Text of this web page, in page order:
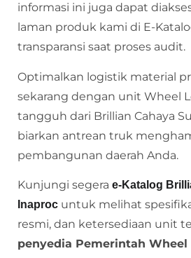
informasi ini juga dapat
laman produk kami di E-
transparansi saat proses audit.
Optimalkan logistik material
sekarang dengan unit Wheel
tangguh dari Brillian Cahaya
biarkan antrean truk
pembangunan daerah Anda.
Kunjungi segera e-Katalog
Inaproc untuk melihat
resmi, dan ketersediaan unit
penyedia Pemerintah Wheel